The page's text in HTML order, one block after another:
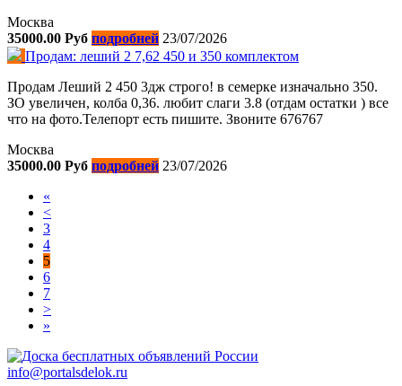
Москва
35000.00 Руб подробней 23/07/2026
Продам: леший 2 7,62 450 и 350 комплектом
Продам Леший 2 450 3дж строго! в семерке изначально 350.
ЗО увеличен, колба 0,36. любит слаги 3.8 (отдам остатки ) все
что на фото.Телепорт есть пишите. Звоните 676767
Москва
35000.00 Руб подробней 23/07/2026
«
<
3
4
5
6
7
>
»
info@portalsdelok.ru